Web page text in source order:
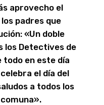
aprovecho el
padres que
«Un doble
los Detectives de
todo en este día
el día del
a todos los